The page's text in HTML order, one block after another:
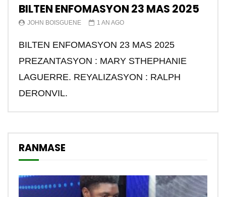
BILTEN ENFOMASYON 23 MAS 2025
JOHN BOISGUENE 1 AN AGO
BILTEN ENFOMASYON 23 MAS 2025
PREZANTASYON : MARY STHEPHANIE
LAGUERRE. REYALIZASYON : RALPH
DERONVIL.
RANMASE